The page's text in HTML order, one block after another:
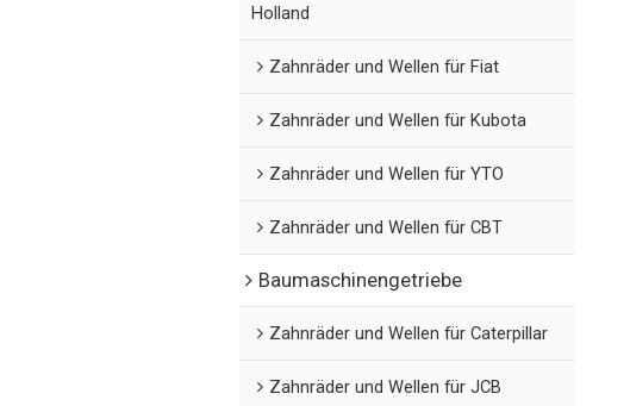
Holland
Zahnräder und Wellen für Fiat
Zahnräder und Wellen für Kubota
Zahnräder und Wellen für YTO
Zahnräder und Wellen für CBT
Baumaschinengetriebe
Zahnräder und Wellen für Caterpillar
Zahnräder und Wellen für JCB